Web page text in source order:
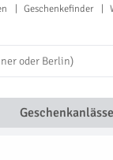
Geschenkefinder
Geschenkanlässe